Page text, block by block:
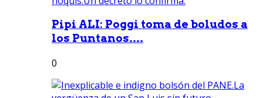
Pipi ALI: Poggi toma de boludos a
los Puntanos....
0